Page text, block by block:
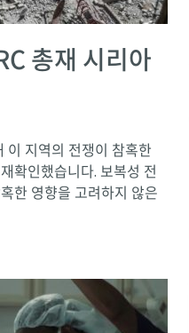
총재 시리아
이 지역의 전쟁이 참혹한
확인했습니다. 보복성 전
한 영향을 고려하지 않은